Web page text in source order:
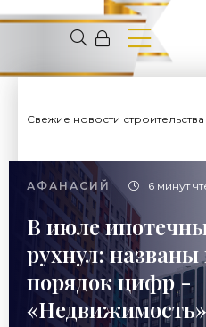
Свежие новости строительства
АФАНАСИЙ 6 минут
В июле
рухнул:
порядок цифр -
«Недвижимость»